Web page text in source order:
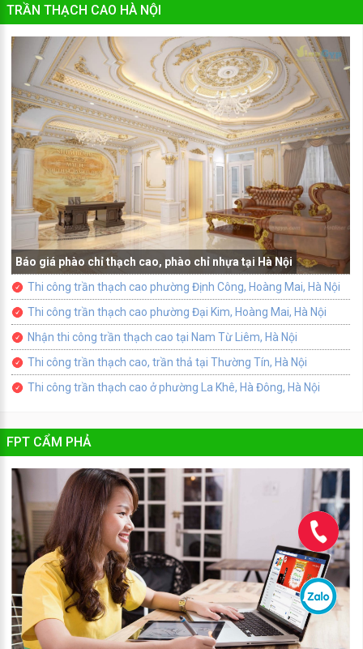
TRẦN THẠCH CAO HÀ NỘI
Báo giá phào chỉ thạch cao, phào chỉ nhựa tại Hà Nội
Thi công trần thạch cao phường Định Công, Hoàng Mai, Hà Nội
Thi công trần thạch cao phường Đại Kim, Hoàng Mai, Hà Nội
Nhận thi công trần thạch cao tại Nam Từ Liêm, Hà Nội
Thi công trần thạch cao, trần thả tại Thường Tín, Hà Nội
Thi công trần thạch cao ở phường La Khê, Hà Đông, Hà Nội
FPT CẨM PHẢ